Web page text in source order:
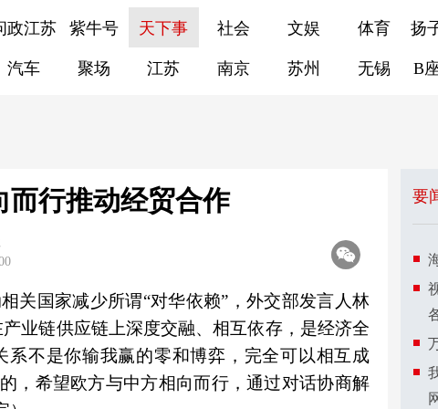
政江苏 紫牛号 天下事 社会 文娱 体育 扬
汽车 聚场 江苏 南京 苏州 无锡 B
而行推动经贸合作
关国家减少所谓“对华依赖”，外交部发言人林
业链供应链上深度交融、相互依存，是经济全
不是你输我赢的零和博弈，完全可以相互成
，希望欧方与中方相向而行，通过对话协商解
要